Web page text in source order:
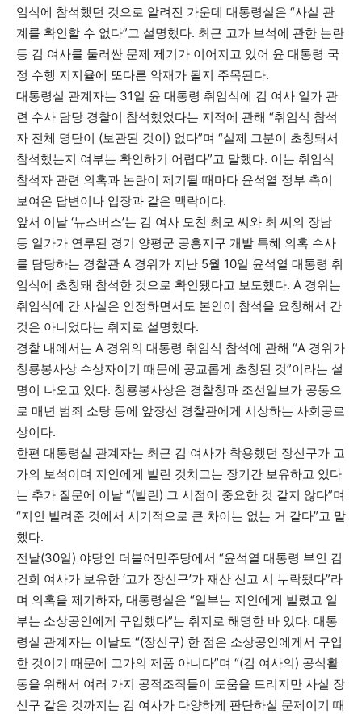
임식에 참석했던 것으로 알려진 가운데 대통령실은 “사실 관
계를 확인할 수 없다”고 설명했다. 최근 고가 보석에 관한 논란
등 김 여사를 둘러싼 문제 제기가 이어지고 있어 윤 대통령 국
정 수행 지지율에 또다른 악재가 될지 주목된다.
대통령실 관계자는 31일 윤 대통령 취임식에 김 여사 일가 관
련 수사 담당 경찰이 참석했었다는 지적에 관해 “취임식 참석
자 전체 명단이 (보관된 것이) 없다”며 “실제 그분이 초청돼서
참석했는지 여부는 확인하기 어렵다”고 말했다. 이는 취임식
참석자 관련 의혹과 논란이 제기될 때마다 윤석열 정부 측이
보여온 답변이나 입장과 같은 맥락이다.
앞서 이날 ‘뉴스버스’는 김 여사 모친 최모 씨와 최 씨의 장남
등 일가가 연루된 경기 양평군 공흥지구 개발 특혜 의혹 수사
를 담당하는 경찰관 A 경위가 지난 5월 10일 윤석열 대통령 취
임식에 초청돼 참석한 것으로 확인됐다고 보도했다. A 경위는
취임식에 간 사실은 인정하면서도 본인이 참석을 요청해서 간
것은 아니었다는 취지로 설명했다.
경찰 내에서는 A 경위의 대통령 취임식 참석에 관해 “A 경위가
청룡봉사상 수상자이기 때문에 공교롭게 초청된 것”이라는 설
명이 나오고 있다. 청룡봉사상은 경찰청과 조선일보가 공동으
로 매년 범죄 소탕 등에 앞장선 경찰관에게 시상하는 사회공로
상이다.
한편 대통령실 관계자는 최근 김 여사가 착용했던 장신구가 고
가의 보석이며 지인에게 빌린 것치고는 장기간 보유하고 있다
는 추가 질문에 이날 “(빌린) 그 시점이 중요한 것 같지 않다”며
“지인 빌려준 것에서 시기적으로 큰 차이는 없는 거 같다”고 말
했다.
전날(30일) 야당인 더불어민주당에서 “윤석열 대통령 부인 김
건희 여사가 보유한 ‘고가 장신구’가 재산 신고 시 누락됐다”라
며 의혹을 제기하자, 대통령실은 “일부는 지인에게 빌렸고 일
부는 소상공인에게 구입했다”는 취지로 해명한 바 있다. 대통
령실 관계자는 이날도 “(장신구) 한 점은 소상공인에게서 구입
한 것이기 때문에 고가의 제품 아니다”며 “(김 여사의) 공식활
동을 위해서 여러 가지 공적조직들이 도움을 드리지만 사실 장
신구 같은 것까지는 김 여사가 다양하게 판단하실 문제이기 때